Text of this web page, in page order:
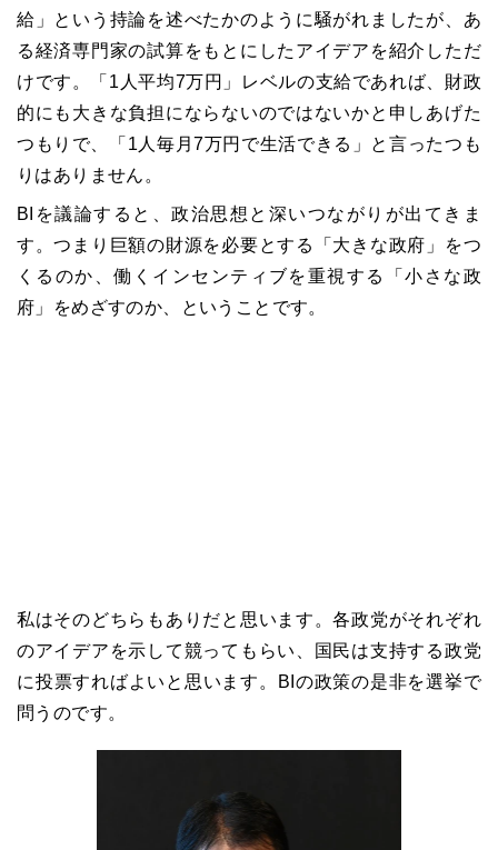
給」という持論を述べたかのように騒がれましたが、あ
る経済専門家の試算をもとにしたアイデアを紹介しただ
けです。「1人平均7万円」レベルの支給であれば、財政
的にも大きな負担にならないのではないかと申しあげた
つもりで、「1人毎月7万円で生活できる」と言ったつも
りはありません。
BIを議論すると、政治思想と深いつながりが出てきま
す。つまり巨額の財源を必要とする「大きな政府」をつ
くるのか、働くインセンティブを重視する「小さな政
府」をめざすのか、ということです。
私はそのどちらもありだと思います。各政党がそれぞれ
のアイデアを示して競ってもらい、国民は支持する政党
に投票すればよいと思います。BIの政策の是非を選挙で
問うのです。